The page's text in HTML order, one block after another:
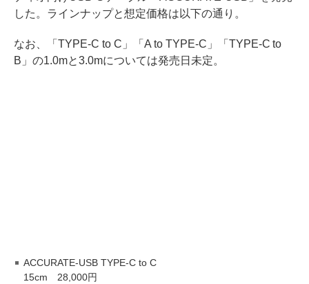
した。ラインナップと想定価格は以下の通り。
なお、「TYPE-C to C」「A to TYPE-C」「TYPE-C to
B」の1.0mと3.0mについては発売日未定。
ACCURATE-USB TYPE-C to C
15cm 28,000円